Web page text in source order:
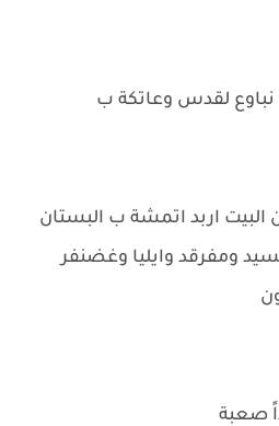
نباوع لقدس وعاتكة ب
البيت اربد اتمشة ب البستان
ومفرقد وايليا وغضنفر
صعبة